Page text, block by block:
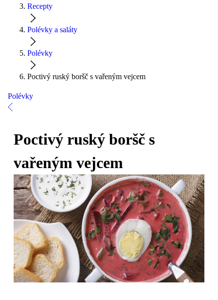
Recepty
Polévky a saláty
Polévky
Poctivý ruský boršč s vařeným vejcem
Polévky
Poctivý ruský boršč s
vařeným vejcem